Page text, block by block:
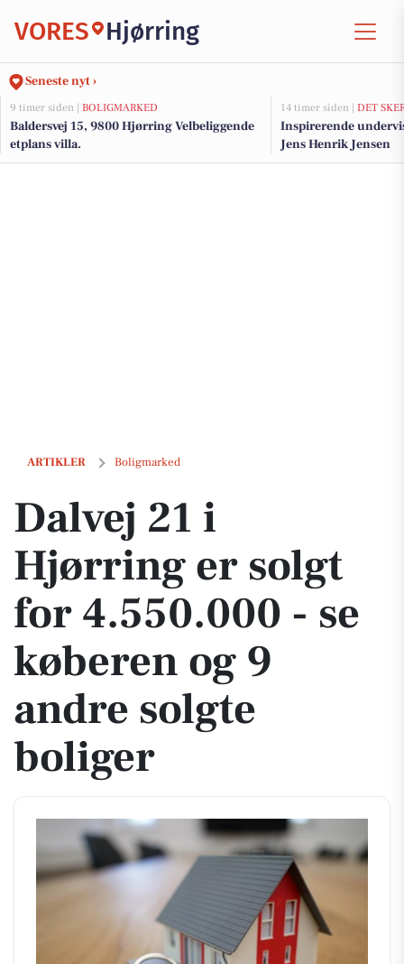
VORES Hjørring
Seneste nyt ›
9 timer siden | BOLIGMARKED
Baldersvej 15, 9800 Hjørring Velbeliggende
etplans villa.
14 timer siden | DET
Inspirerende
Jens Henrik Jensen
ARTIKLER Boligmarked
Dalvej 21 i Hjørring er solgt for 4.550.000 - se køberen og 9 andre
Dalvej 21 i
Hjørring er solgt
for 4.550.000 - se
køberen og 9
andre solgte
boliger